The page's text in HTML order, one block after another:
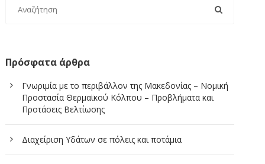
Πρόσφατα άρθρα
Γνωριμία με το περιβάλλον της Μακεδονίας – Νομική
Προστασία Θερμαϊκού Κόλπου – Προβλήματα και
Προτάσεις Βελτίωσης
Διαχείριση Υδάτων σε πόλεις και ποτάμια